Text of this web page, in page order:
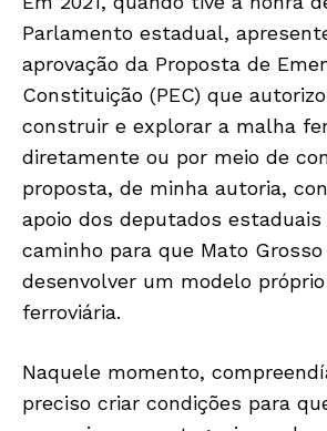
Parlamento estadual,
aprovação da Proposta de
Constituição (PEC) que
construir e explorar a malha
diretamente ou por meio de
proposta, de minha autoria,
apoio dos deputados estaduais
caminho para que Mato
desenvolver um modelo
ferroviária.
Naquele momento,
preciso criar condições para